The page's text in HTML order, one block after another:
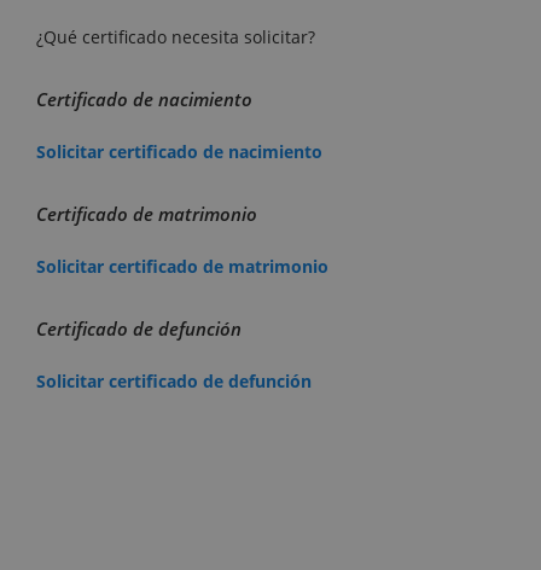
¿Qué certificado necesita solicitar?
Certificado de nacimiento
Solicitar certificado de nacimiento
Certificado de matrimonio
Solicitar certificado de matrimonio
Certificado de defunción
Solicitar certificado de defunción